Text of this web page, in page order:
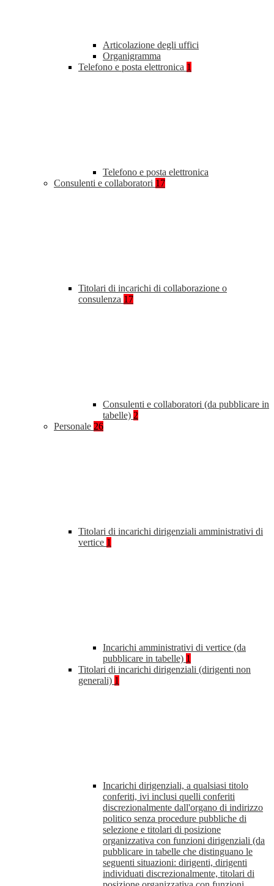
Articolazione degli uffici
Organigramma
Telefono e posta elettronica 1
Telefono e posta elettronica
Consulenti e collaboratori 17
Titolari di incarichi di collaborazione o
consulenza 17
Consulenti e collaboratori (da pubblicare in
tabelle) 2
Personale 26
Titolari di incarichi dirigenziali amministrativi di
vertice 1
Incarichi amministrativi di vertice (da
pubblicare in tabelle) 1
Titolari di incarichi dirigenziali (dirigenti non
generali) 1
Incarichi dirigenziali, a qualsiasi titolo
conferiti, ivi inclusi quelli conferiti
discrezionalmente dall'organo di indirizzo
politico senza procedure pubbliche di
selezione e titolari di posizione
organizzativa con funzioni dirigenziali (da
pubblicare in tabelle che distinguano le
seguenti situazioni: dirigenti, dirigenti
individuati discrezionalmente, titolari di